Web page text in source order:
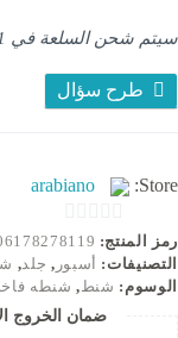
،
عادية
الكتف
،
عالية
الجودة
سيتم شحن السلعة في 1-2 أسابيع
طرح سؤال
Store:
arabiano
0
o
رمز المنتج:
التصنيفات: أسبور , جلد,
الوسوم: شنط , شنطه
ضمان الخروج